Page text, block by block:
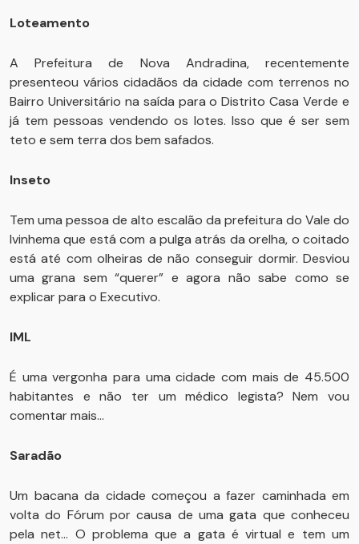
Loteamento
A Prefeitura de Nova Andradina, recentemente
presenteou vários cidadãos da cidade com terrenos no
Bairro Universitário na saída para o Distrito Casa Verde e
já tem pessoas vendendo os lotes. Isso que é ser sem
teto e sem terra dos bem safados.
Inseto
Tem uma pessoa de alto escalão da prefeitura do Vale do
Ivinhema que está com a pulga atrás da orelha, o coitado
está até com olheiras de não conseguir dormir. Desviou
uma grana sem “querer” e agora não sabe como se
explicar para o Executivo.
IML
É uma vergonha para uma cidade com mais de 45.500
habitantes e não ter um médico legista? Nem vou
comentar mais...
Saradão
Um bacana da cidade começou a fazer caminhada em
volta do Fórum por causa de uma gata que conheceu
pela net... O problema que a gata é virtual e tem um